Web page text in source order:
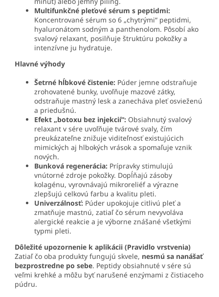
Multifunkčné pleťové sérum s peptidmi:
Koncentrované sérum so 6 „chytrými“ peptidmi,
hyaluronátom sodným a panthenolom. Pôsobí ako
svalový relaxant, posilňuje štruktúru pokožky a
intenzívne ju hydratuje.
Hlavné výhody
Šetrné hĺbkové čistenie: Púder jemne odstraňuje
zrohovatené bunky, uvoľňuje mazové zátky,
odstraňuje mastný lesk a zanecháva pleť osvieženú
a priedušnú.
Efekt „botoxu bez injekcií“: Obsiahnutý svalový
relaxant v sére uvoľňuje tvárové svaly, čím
preukázateľne znižuje viditeľnosť existujúcich
mimických aj hlbokých vrások a spomaľuje vznik
nových.
Bunková regenerácia: Prípravky stimulujú
vnútorné zdroje pokožky. Dopĺňajú zásoby
kolagénu, vyrovnávajú mikroreliéf a výrazne
zlepšujú celkovú farbu a kvalitu pleti.
Univerzálnosť: Púder upokojuje citlivú pleť a
zmatňuje mastnú, zatiaľ čo sérum nevyvoláva
alergické reakcie a je výborne znášané všetkými
typmi pleti.
Dôležité upozornenie k aplikácii (Pravidlo vrstvenia)
Zatiaľ čo oba produkty fungujú skvele, nesmú sa nanášať
bezprostredne po sebe. Peptidy obsiahnuté v sére sú
veľmi krehké a môžu byť narušené enzýmami z čistiaceho
púdru.